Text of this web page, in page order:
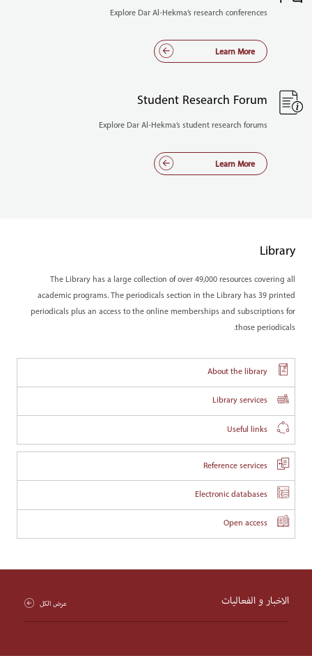
Explore Dar Al-Hekma’s research conferences
Learn More
Student Research Forum
Explore Dar Al-Hekma’s student research forums
Learn More
Library
The Library has a large collection of over 49,000 resources covering all
academic programs. The periodicals section in the Library has 39 printed
periodicals plus an access to the online memberships and subscriptions for
those periodicals.
About the library
Library services
Useful links
Reference services
Electronic databases
Open access
الاخبار و الفعاليات عرض الكل سبتمبر 26, 2022